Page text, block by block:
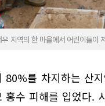
지역의 한 마을에서 어린이들이
80%를 차지하는 산
홍수 피해를 입었다.